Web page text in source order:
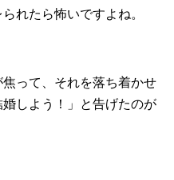
れたら怖いですよね。
って、それを落ち着かせ
しよう！」と告げたのが